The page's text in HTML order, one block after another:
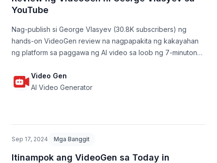
YouTube
Nag-publish si George Vlasyev (30.8K subscribers) ng
hands-on VideoGen review na nagpapakita ng kakayahan
ng platform sa paggawa ng AI video sa loob ng 7-minutong
Video Gen
AI Video Generator
Sep 17, 2024 Mga Banggit
Itinampok ang VideoGen sa Today in